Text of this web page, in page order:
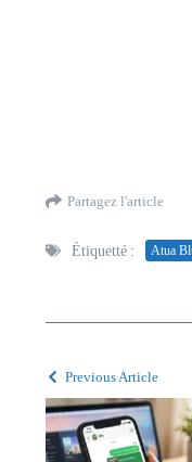
Partagez l'article
Étiquetté : Atua
Previous Article